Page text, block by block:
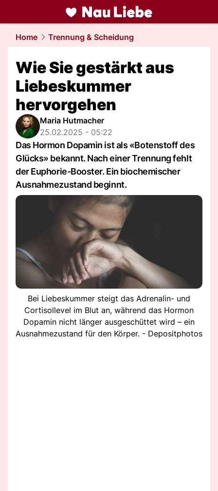
liebe.NAU.ch
Home Trennung & Scheidung
Wie Sie gestärkt aus
Liebeskummer
hervorgehen
Maria Hutmacher
25.02.2025 - 05:22
Das Hormon Dopamin ist als «Botenstoff des
Glücks» bekannt. Nach einer Trennung fehlt
der Euphorie-Booster. Ein biochemischer
Ausnahmezustand beginnt.
Bei Liebeskummer steigt das Adrenalin- und
Cortisollevel im Blut an, während das Hormon
Dopamin nicht länger ausgeschüttet wird – ein
Ausnahmezustand für den Körper. - Depositphotos